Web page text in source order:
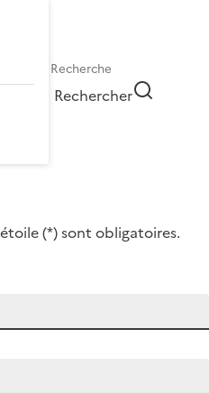
Rechercher
(*) sont obligatoires.